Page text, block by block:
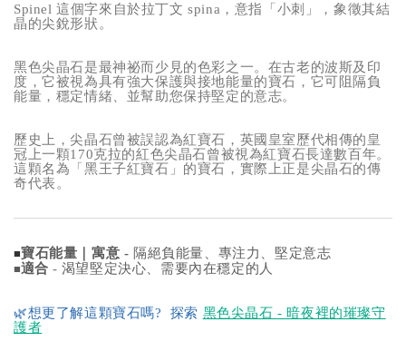
Spinel 這個字來自於拉丁文 spina，意指「小刺」，象徵其結
晶的尖銳形狀。
黑色尖晶石是最神祕而少見的色彩之一。在古老的波斯及印
度，它被視為具有強大保護與接地能量的寶石，它可阻隔負
能量，穩定情緒、並幫助您保持堅定的意志。
歷史上，尖晶石曾被誤認為紅寶石，英國皇室歷代相傳的皇
冠上一顆170克拉的紅色尖晶石曾被視為紅寶石長達數百年。
這顆名為「黑王子紅寶石」的寶石，實際上正是尖晶石的傳
奇代表。
■寶石能量｜寓意 - 隔絕負能量、專注力、堅定意志
■適合 - 渴望堅定決心、需要內在穩定的人
🌿想更了解這顆寶石嗎? 探索 黑色尖晶石 - 暗夜裡的璀璨守
護者